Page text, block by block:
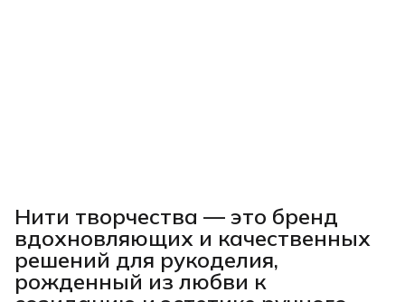
Нити творчества — это бренд
вдохновляющих и качественных
решений для рукоделия,
рожденный из любви к